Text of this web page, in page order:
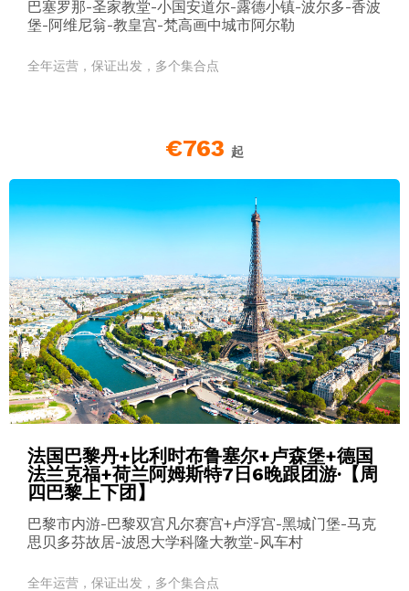
巴塞罗那-圣家教堂-小国安道尔-露德小镇-波尔多-香波
堡-阿维尼翁-教皇宫-梵高画中城市阿尔勒
全年运营，保证出发，多个集合点
€763 起
法国巴黎丹+比利时布鲁塞尔+卢森堡+德国
法兰克福+荷兰阿姆斯特7日6晚跟团游·【周
四巴黎上下团】
巴黎市内游-巴黎双宫凡尔赛宫+卢浮宫-黑城门堡-马克
思贝多芬故居-波恩大学科隆大教堂-风车村
全年运营，保证出发，多个集合点